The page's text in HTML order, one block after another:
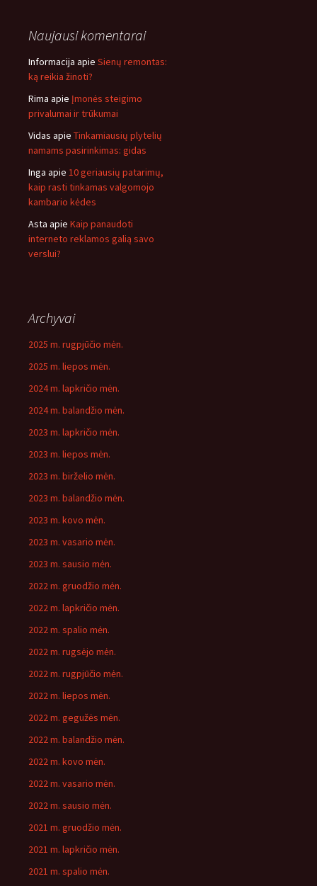
Naujausi komentarai
Informacija apie Sienų remontas:
ką reikia žinoti?
Rima apie Įmonės steigimo
privalumai ir trūkumai
Vidas apie Tinkamiausių plytelių
namams pasirinkimas: gidas
Inga apie 10 geriausių patarimų,
kaip rasti tinkamas valgomojo
kambario kėdes
Asta apie Kaip panaudoti
interneto reklamos galią savo
verslui?
Archyvai
2025 m. rugpjūčio mėn.
2025 m. liepos mėn.
2024 m. lapkričio mėn.
2024 m. balandžio mėn.
2023 m. lapkričio mėn.
2023 m. liepos mėn.
2023 m. birželio mėn.
2023 m. balandžio mėn.
2023 m. kovo mėn.
2023 m. vasario mėn.
2023 m. sausio mėn.
2022 m. gruodžio mėn.
2022 m. lapkričio mėn.
2022 m. spalio mėn.
2022 m. rugsėjo mėn.
2022 m. rugpjūčio mėn.
2022 m. liepos mėn.
2022 m. gegužės mėn.
2022 m. balandžio mėn.
2022 m. kovo mėn.
2022 m. vasario mėn.
2022 m. sausio mėn.
2021 m. gruodžio mėn.
2021 m. lapkričio mėn.
2021 m. spalio mėn.